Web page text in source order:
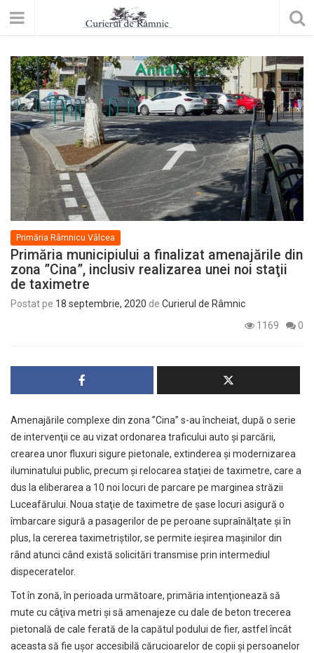
Primăria Râmnicu Vâlcea
Primăria municipiului a finalizat amenajările din
zona ”Cina”, inclusiv realizarea unei noi staţii
de taximetre
Postat pe 18 septembrie, 2020 de Curierul de Râmnic
1169
0
Amenajările complexe din zona ”Cina” s-au încheiat, după o serie
de intervenţii ce au vizat ordonarea traficului auto şi parcării,
crearea unor fluxuri sigure pietonale, extinderea şi modernizarea
iluminatului public, precum şi relocarea staţiei de taximetre, care a
dus la eliberarea a 10 noi locuri de parcare pe marginea străzii
Luceafărului. Noua staţie de taximetre de şase locuri asigură o
îmbarcare sigură a pasagerilor de pe peroane supraînălţate şi în
plus, la cererea taximetriştilor, se permite ieşirea maşinilor din
rând atunci când există solicitări transmise prin intermediul
dispeceratelor.
Tot în zonă, în perioada următoare, primăria intenţionează să
mute cu câţiva metri şi să amenajeze cu dale de beton trecerea
pietonală de cale ferată de la capătul podului de fier, astfel încât
aceasta să fie uşor accesibilă cărucioarelor de copii şi persoanelor